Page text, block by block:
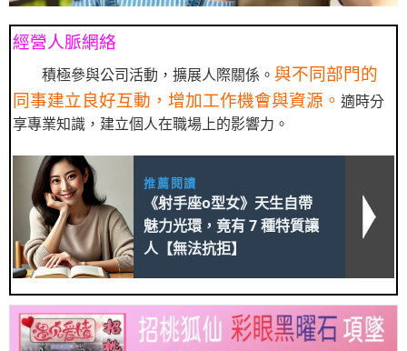
經營人脈網絡
積極參與公司活動，擴展人際關係。 與不同部門的
同事建立良好互動，增加工作機會與資源。 適時分
享專業知識，建立個人在職場上的影響力。
推薦閱讀
《射手座o型女》天生自帶
魅力光環，竟有 7 種特質讓
人【無法抗拒】